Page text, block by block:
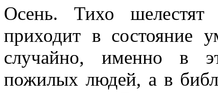
Осень. Тихо
приходит в состояние
случайно, именно в
пожилых людей, а в